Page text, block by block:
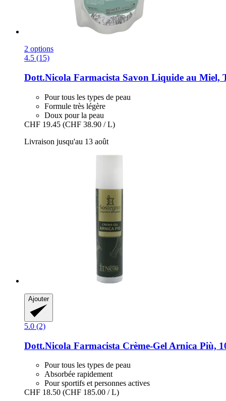
2 options
4.5 (15)
Dott.Nicola Farmacista Savon Liquide au Miel,
Pour tous les types de peau
Formule très légère
Doux pour la peau
CHF 19.45 (CHF 38.90 / L)
Livraison jusqu'au 13 août
Ajouter
5.0 (2)
Dott.Nicola Farmacista Crème-​Gel Arnica Più,
Pour tous les types de peau
Absorbée rapidement
Pour sportifs et personnes actives
CHF 18.50 (CHF 185.00 / L)